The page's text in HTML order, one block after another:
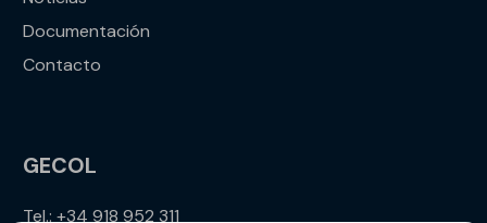
Documentación
Contacto
GECOL
Tel.: +34 918 952 311